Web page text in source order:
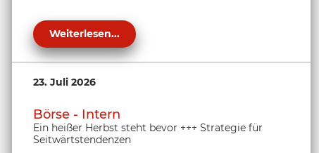
Weiterlesen...
23. Juli 2026
Börse - Intern
Ein heißer Herbst steht bevor +++ Strategie für
Seitwärtstendenzen